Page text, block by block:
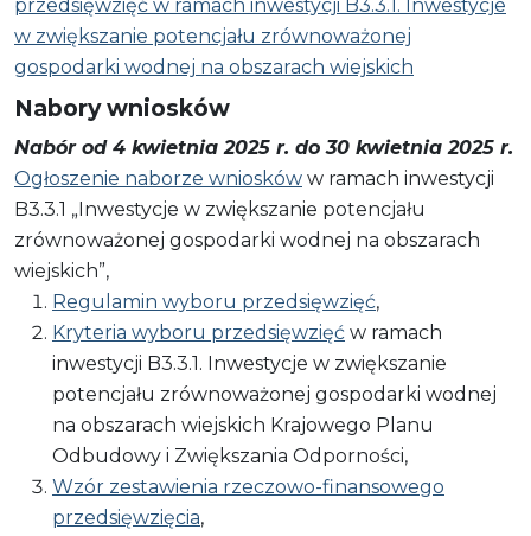
przedsięwzięć w ramach inwestycji B3.3.1. Inwestycje
w zwiększanie potencjału zrównoważonej
gospodarki wodnej na obszarach wiejskich
Nabory wniosków
Nabór od 4 kwietnia 2025 r. do 30 kwietnia 2025 r.
Ogłoszenie naborze wniosków w ramach inwestycji
B3.3.1 „Inwestycje w zwiększanie potencjału
zrównoważonej gospodarki wodnej na obszarach
wiejskich”,
Regulamin wyboru przedsięwzięć,
Kryteria wyboru przedsięwzięć w ramach
inwestycji B3.3.1. Inwestycje w zwiększanie
potencjału zrównoważonej gospodarki wodnej
na obszarach wiejskich Krajowego Planu
Odbudowy i Zwiększania Odporności,
Wzór zestawienia rzeczowo-finansowego
przedsięwzięcia,